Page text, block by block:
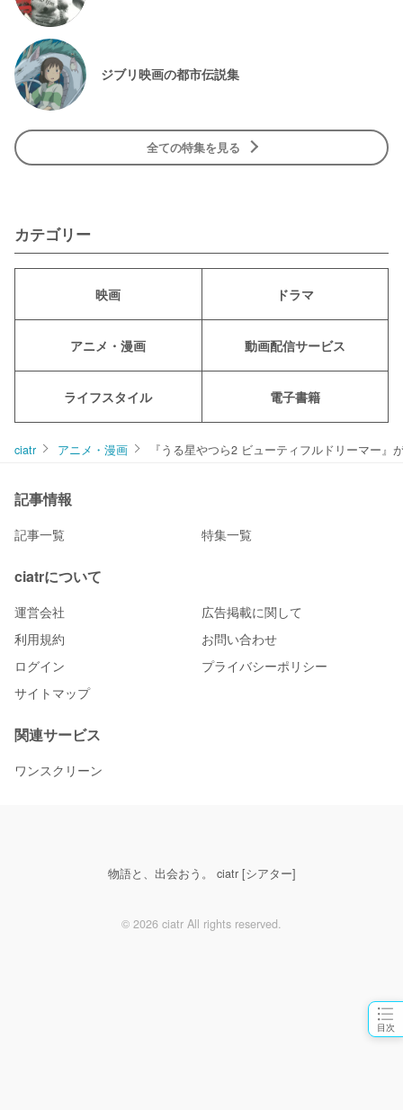
目次
ジブリ映画の都市伝説集
全ての特集を見る
カテゴリー
映画 ドラマ
アニメ・漫画 動画配信サービス
ライフスタイル 電子書籍
ciatr アニメ・漫画 『うる星やつら2 ビューティフルドリーマー』
記事情報
記事一覧 特集一覧
ciatrについて
運営会社
広告掲載に関して
利用規約
お問い合わせ
ログイン
プライバシーポリシー
サイトマップ
関連サービス
ワンスクリーン
物語と、出会おう。 ciatr [シアター]
© 2026 ciatr All rights reserved.